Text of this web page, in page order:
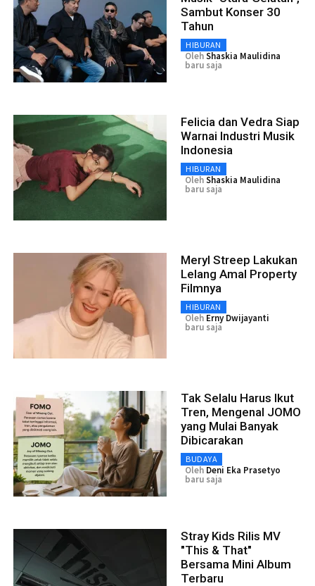
Sambut Konser 30
Tahun
HIBURAN
OlehShaskia Maulidina
baru saja
Felicia dan Vedra Siap
Warnai Industri Musik
Indonesia
HIBURAN
OlehShaskia Maulidina
baru saja
Meryl Streep Lakukan
Lelang Amal Property
Filmnya
HIBURAN
Oleh Erny Dwijayanti
baru saja
Tak Selalu Harus Ikut
Tren, Mengenal JOMO
yang Mulai Banyak
Dibicarakan
BUDAYA
Oleh Deni Eka Prasetyo
baru saja
Stray Kids Rilis MV
"This & That"
Bersama Mini Album
Terbaru